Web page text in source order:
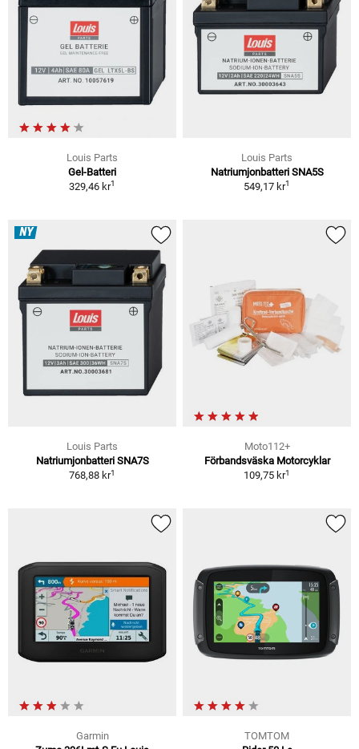
Louis Parts
Gel-Batteri
329,46 kr1
Louis Parts
Natriumjonbatteri SNA5S
549,17 kr1
NY
Louis Parts
Natriumjonbatteri SNA7S
768,88 kr1
Moto112+
Förbandsväska Motorcyklar
109,75 kr1
Garmin
TOMTOM